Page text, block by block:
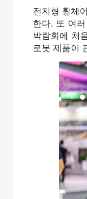
전지형 휠체
한다. 또 여
박람회에 처
로봇 제품이